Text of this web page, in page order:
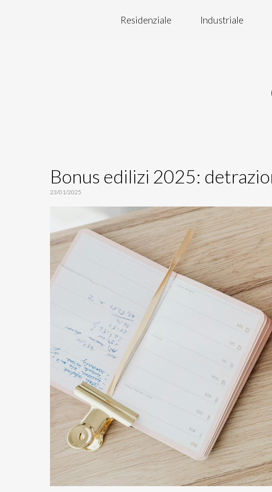
Residenziale Industriale
Bonus edilizi 2025:
23/01/2025